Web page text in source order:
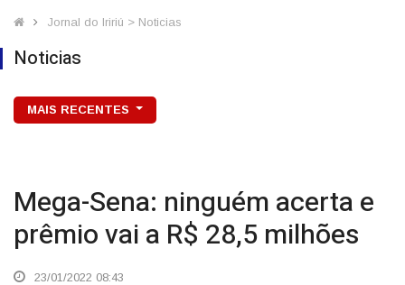
Jornal do Iririú > Noticias
Noticias
MAIS RECENTES
Mega-Sena: ninguém acerta e
prêmio vai a R$ 28,5 milhões
23/01/2022 08:43